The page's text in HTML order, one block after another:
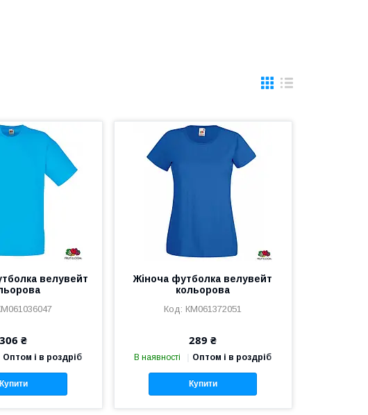
велувейт
306 ₴
Оптом і в роздріб
Купити
Жіноча футболка велувейт
кольорова
КМ061372051
289 ₴
В наявності Оптом і в роздріб
Купити